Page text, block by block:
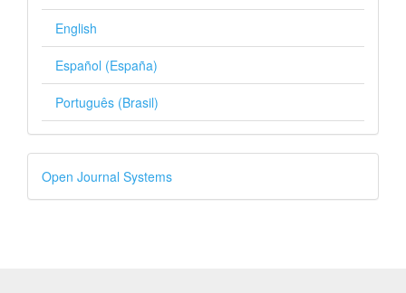
English
Español (España)
Português (Brasil)
Desenvolvido
por
Open Journal Systems